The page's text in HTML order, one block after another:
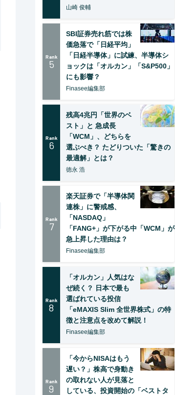
山崎 俊輔
Rank
5
SBI証券売れ筋では株
価急落で「日経平均」
「日経半導体」に試練、半導体シ
ョックは「オルカン」「S&P500」
にも影響？
Finasee編集部
Rank
6
残高4兆円「世界のベ
スト」と 急成長
「WCM」、どちらを
選ぶべき？ たどりついた「驚きの
最適解」とは？
徳永 浩
Rank
7
楽天証券で「半導体関
連株」に警戒感、
「NASDAQ」
「FANG+」が下がる中「WCM」が
急上昇した理由は？
Finasee編集部
Rank
8
「オルカン」人気はな
ぜ続く？ 日本で最も
選ばれている投信
「eMAXIS Slim 全世界株式」の特
徴と注意点を改めて解説！
Finasee編集部
Rank
9
「今からNISAはもう
遅い？」株高で身動き
の取れない人が見落と
している、投資開始の「ベストタ